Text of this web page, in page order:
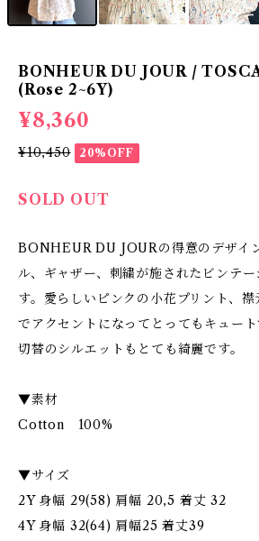
BONHEUR DU JOUR /
(Rose 2~6Y)
¥8,360
¥10,450 20%OFF
SOLD OUT
BONHEUR DU JOURの得意のデザイ
ル、ギャザー、刺繍が施されたビンテ
す。愛らしいピンクの小花プリント、
でアクセントになってとってもキュー
切替のシルエットもとても綺麗です。
▼素材
Cotton 100%
▼サイズ
2Y 身幅 29(58) 肩幅 20,5 着丈 32
4Y 身幅 32(64) 肩幅25 着丈39